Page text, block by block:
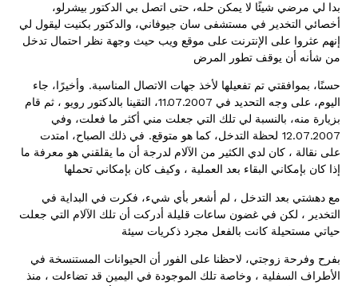
بدا لي مرضي شيئًا لا يمكن حله، حتى اتصل بي الدكتور بيشرلو،
أخصائي التخدير في مستشفى سان جيوفاني، والدكتور بكنيت ليقول لي
إنهم عثروا على الإنترنت على موقع ويب حيث وجهة نظر احتمال تدخل
من شأنه أن يوقف تطور المرض
حسنًا، بموافقتي تم تفعيلها لأخذ جهات الاتصال المناسبة. وأخيرًا، جاء
اليوم، على وجه التحديد في 11.07.2007، التقينا بالدكتور رويو ، ثم قام
بزيارة منه، بالنسبة لي تلك التي جعلت مني أكثر ما فعلت، وفي
12.07.2007 لحظة التدخل، كما هو متوقع. في ذلك الصباح، امتدت
على نقالة ، كان لدي الكثير من الآلام لدرجة أن ما يقلقني هو معرفة ما
إذا كان بإمكاني البقاء بعد العملية ، وكيف كان بإمكاني تحملها
مع دهشتي بعد التدخل ، لم أشعر بأي شيء، فكرت في البداية في
التخدير ، لكن في غضون ساعات قليلة أدركت أن تلك الآلام التي جعلت
حياتي مستحيلة كانت بالفعل مجرد ذكريات سيئة
بفرح وفرحة زوجتي، لاحظنا على الفور أن الحيوانات المستنسخة في
الأطراف السفلية ، وخاصة تلك الموجودة في اليمين قد تضاءلت ، منذ